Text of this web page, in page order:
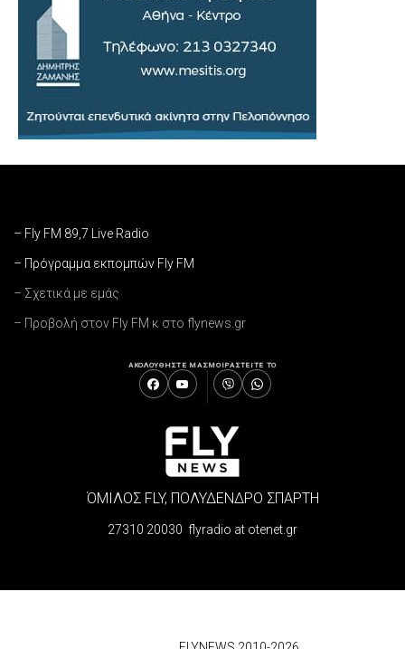
– Fly FM 89,7 Live Radio
– Πρόγραμμα εκπομπών Fly FM
– Σχετικά με εμάς
– Προβολή στον Fly FM κ στο flynews.gr
ΑΚΟΛΟΥΘΗΣΤΕ ΜΑΣΜΟΙΡΑΣΤΕΙΤΕ ΤΟ
ΌΜΙΛΟΣ FLY, ΠΟΛΥΔΕΝΔΡΟ ΣΠΑΡΤΗ
27310 20030 flyradio at otenet.gr